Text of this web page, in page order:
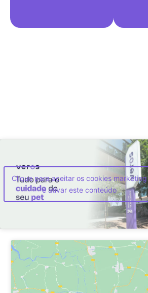
Clique para aceitar os cookies marketing
e ativar este conteúdo